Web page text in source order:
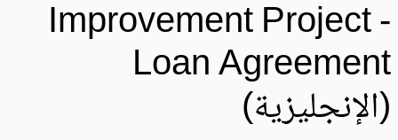
Improvement Project
Loan